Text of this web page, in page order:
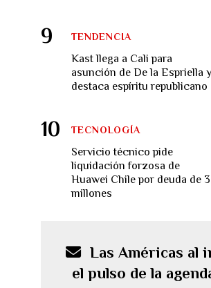
Kast llega a Cali para
asunción de De la Espriella y
destaca espíritu republicano
TENDENCIA
Servicio técnico pide
liquidación forzosa de
Huawei Chile por deuda de
millones
TECNOLOGÍA
Las Américas al
el pulso de la